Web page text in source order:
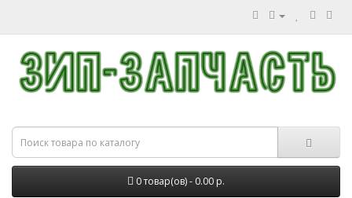
0 товар(ов) - 0.00 р.